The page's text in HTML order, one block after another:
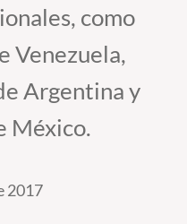
como
Venezuela,
Argentina y
México.
2017